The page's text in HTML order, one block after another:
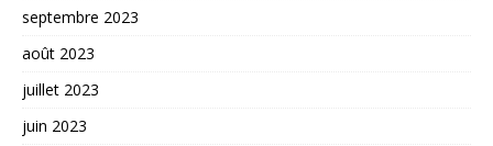
septembre 2023
août 2023
juillet 2023
juin 2023